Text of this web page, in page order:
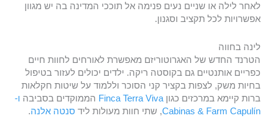
לאחר לילה או שניים נעים פנימה אל תוככי המדינה בה יש מגוון
אפשרויות לכל תקציב וסגנון.
לינה בחווה
הטרנד החדש של האגרוטוריזם מאפשרת לאורחים לחוות חיים
כפריים אותנטיים גם בקוסטה ריקה. ילדים יכולים לעזור בטיפול
בחיות משק, לצפות בקציר קני הסוכר וללמוד על שיטות חקלאות
ברות קיימא במרכזים כגוןFinca Terra Viva הממוקדים בסביבה ו-
Cabinas & Farm Capulín, שתי חוות מעולות ליד סנטה אלנה.